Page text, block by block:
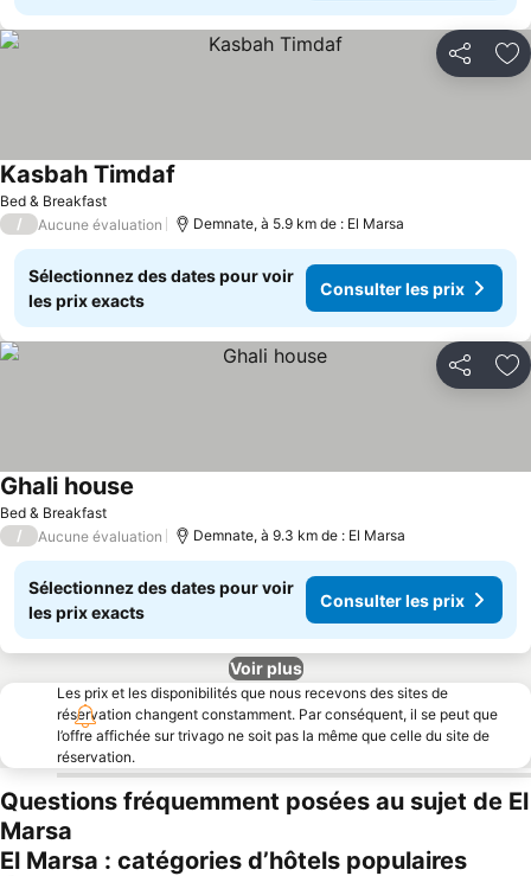
Partager
Bed & Breakfast
Kasbah Timdaf
/ Aucune évaluation Demnate, à 5.9 km de : El Marsa
Sélectionnez des dates pour voir
les prix exacts
Consulter les prix
Partager
Bed & Breakfast
Ghali house
/ Aucune évaluation Demnate, à 9.3 km de : El Marsa
Sélectionnez des dates pour voir
les prix exacts
Consulter les prix
Voir plus
Les prix et les disponibilités que nous recevons des sites de
réservation changent constamment. Par conséquent, il se peut que
l’offre affichée sur trivago ne soit pas la même que celle du site de
réservation.
Questions fréquemment posées au sujet de El
Marsa
El Marsa : catégories d’hôtels populaires